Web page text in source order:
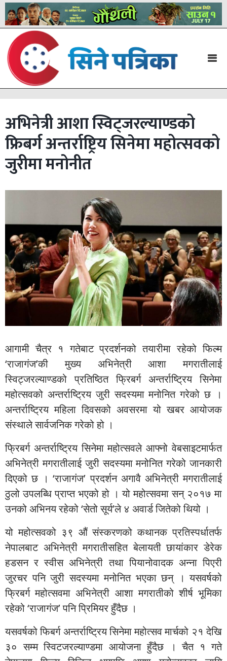
अभिनेत्री आशा स्विट्जरल्याण्डको
फ्रिबर्ग अन्तर्राष्ट्रिय सिनेमा महोत्सवको
जुरीमा मनोनीत
आगामी चैत्र १ गतेबाट प्रदर्शनको तयारीमा रहेको फिल्म
‘राजागंज’की मुख्य अभिनेत्री आशा मगरातीलाई
स्विट्जरल्याण्डको प्रतिष्ठित फ्रिबर्ग अन्तर्राष्ट्रिय सिनेमा
महोत्सवको अन्तर्राष्ट्रिय जुरी सदस्यमा मनोनित गरेको छ ।
अन्तर्राष्ट्रिय महिला दिवसको अवसरमा यो खबर आयोजक
संस्थाले सार्वजनिक गरेको हो ।
फ्रिबर्ग अन्तर्राष्ट्रिय सिनेमा महोत्सवले आफ्नो वेबसाइटमार्फत
अभिनेत्री मगरातीलाई जुरी सदस्यमा मनोनित गरेको जानकारी
दिएको छ । ‘राजागंज’ प्रदर्शन अगावै अभिनेत्री मगरातीलाई
ठुलो उपलब्धि प्राप्त भएको हो । यो महोत्सवमा सन् २०१७ मा
उनको अभिनय रहेको ‘सेतो सूर्य’ले ४ अवार्ड जितेको थियो ।
यो महोत्सवको ३९ औं संस्करणको कथानक प्रतिस्पर्धातर्फ
नेपालबाट अभिनेत्री मगरातीसहित बेलायती छायांकार डेरेक
हडसन र स्वीस अभिनेत्री तथा पियानोवादक अन्ना पिएरी
जुरचर पनि जुरी सदस्यमा मनोनित भएका छन् । यसवर्षको
फ्रिबर्ग महोत्सवमा अभिनेत्री आशा मगरातीको शीर्ष भूमिका
रहेको ‘राजागंज’ पनि प्रिमियर हुँदैछ ।
यसवर्षको फिबर्ग अन्तर्राष्ट्रिय सिनेमा महोत्सव मार्चको २१ देखि
३० सम्म स्विटजरल्याण्डमा आयोजना हुँदैछ । चैत १ गते